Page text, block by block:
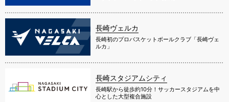
長崎ヴェルカ
長崎初のプロバスケットボールクラブ「長崎ヴェ
ルカ」
長崎スタジアムシティ
長崎駅から徒歩約10分！サッカースタジアムを中
心とした大型複合施設